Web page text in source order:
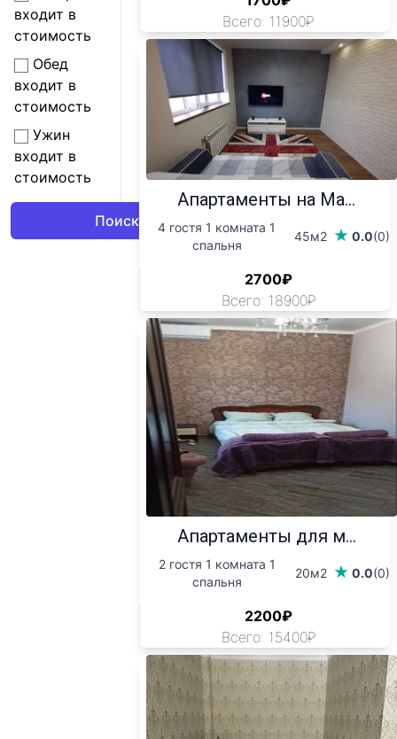
входит в
стоимость
Обед
входит в
стоимость
Ужин
входит в
стоимость
Всего: 11900₽
Апартаменты на Ма...
4 гостя 1 комната 1
спальня
45м2 0.0(0)
2700₽
Всего: 18900₽
Апартаменты для м...
2 гостя 1 комната 1
спальня
20м2 0.0(0)
2200₽
Всего: 15400₽